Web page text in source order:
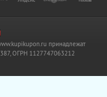
принадлежат
ОГРН 1127747063212